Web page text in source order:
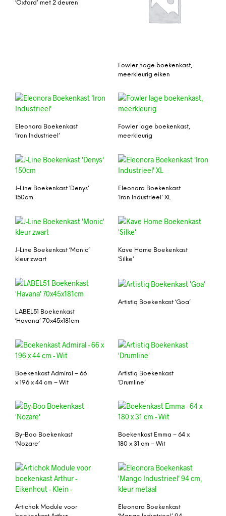
‘Oxford’ met 2 deuren
Fowler hoge boekenkast,
meerkleurig eiken
Eleonora Boekenkast
‘Iron Industrieel’
Fowler lage boekenkast,
meerkleurig
J-Line Boekenkast ‘Denys’
150cm
Eleonora Boekenkast
‘Iron Industrieel’ XL
J-Line Boekenkast ‘Monic’
kleur zwart
Kave Home Boekenkast
‘Silke’
LABEL51 Boekenkast
‘Havana’ 70x45x181cm
Artistiq Boekenkast ‘Goa’
Boekenkast Admiral – 66
x 196 x 44 cm – Wit
Artistiq Boekenkast
‘Drumline’
By-Boo Boekenkast
‘Nozare’
Boekenkast Emma – 64 x
180 x 31 cm – Wit
Artichok Module voor
Eleonora Boekenkast